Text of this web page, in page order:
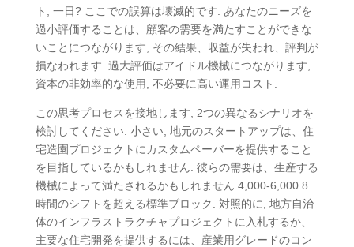
ト, 一日? ここでの誤算は壊滅的です. あなたのニーズを
過小評価することは、顧客の需要を満たすことができな
いことにつながります, その結果、収益が失われ、評判が
損なわれます. 過大評価はアイドル機械につながります,
資本の非効率的な使用, 不必要に高い運用コスト.
この思考プロセスを接地します, 2つの異なるシナリオを
検討してください. 小さい, 地元のスタートアップは、住
宅造園プロジェクトにカスタムペーバーを提供すること
を目指しているかもしれません. 彼らの需要は、生産する
機械によって満たされるかもしれません 4,000-6,000 8
時間のシフトを超える標準ブロック. 対照的に, 地方自治
体のインフラストラクチャプロジェクトに入札するか、
主要な住宅開発を提供するには、産業用グレードのコン